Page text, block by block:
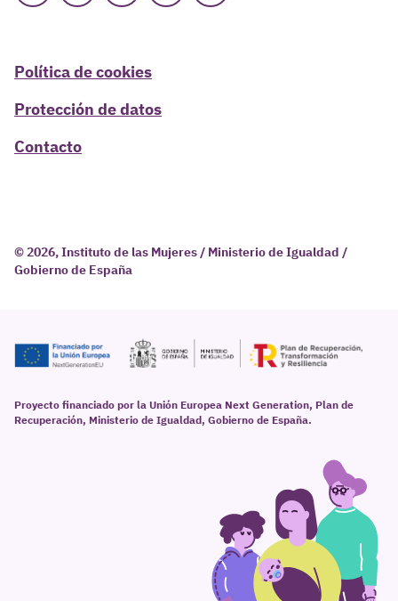
Política de cookies
Protección de datos
Contacto
© 2026, Instituto de las Mujeres / Ministerio de Igualdad /
Gobierno de España
Proyecto financiado por la Unión Europea Next Generation, Plan de
Recuperación, Ministerio de Igualdad, Gobierno de España.